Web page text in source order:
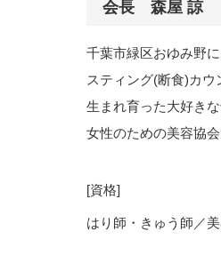
会長 森屋 諒
千葉市緑区おゆみ野
スティング(断食)カウ
生まれ育った大好き
女性のための美容協
[資格]
はり師・きゅう師／